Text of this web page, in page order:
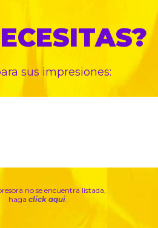
sus impresiones:
no se encuentra listada,
haga click aqui.